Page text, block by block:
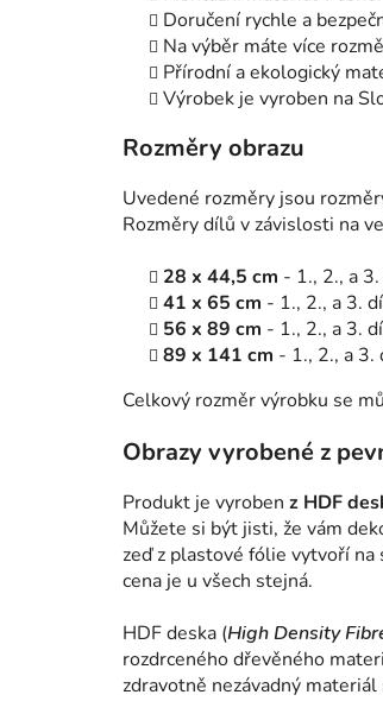
Doručení rychle a
Na výběr máte více
Přírodní a ekologický
Výrobek je vyroben na
Rozměry obrazu
Uvedené rozměry jsou
Rozměry dílů v závislosti na
28 x 44,5 cm - 1., 2., a
41 x 65 cm - 1., 2., a 3.
56 x 89 cm - 1., 2., a 3.
89 x 141 cm - 1., 2., a
Celkový rozměr výrobku se
Obrazy vyrobené z
Produkt je vyroben z HDF
Můžete si být jisti, že vám
zeď z plastové fólie vytvoří
cena je u všech stejná.
HDF deska (High Density
rozdrceného dřevěného
zdravotně nezávadný